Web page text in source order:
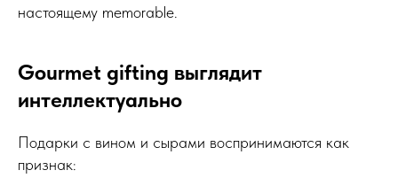
настоящему memorable.
Gourmet gifting выглядит
интеллектуально
Подарки с вином и сырами воспринимаются как
признак: